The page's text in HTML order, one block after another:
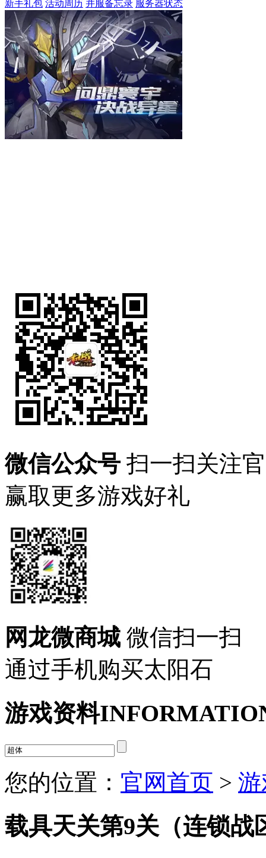
新手礼包 活动周历 并服备忘录 服务器状态
微信公众号 扫一扫关注
赢取更多游戏好礼
网龙微商城 微信扫一扫
通过手机购买太阳石
游戏资料
您的位置： 官网首页 >
载具天关第9关（连锁战